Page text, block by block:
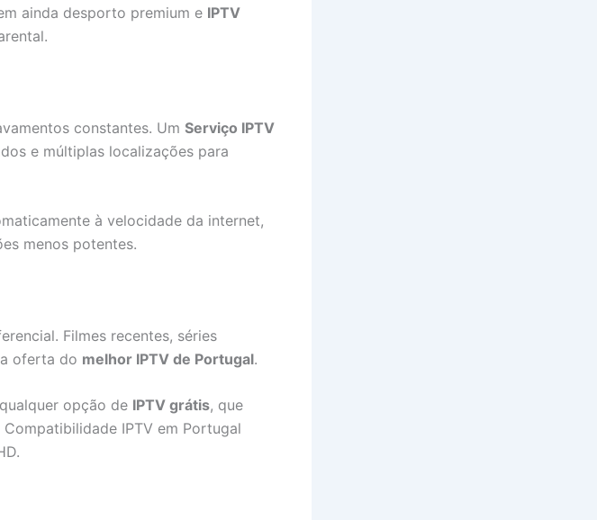
ainda desporto premium e IPTV
constantes. Um Serviço IPTV
e múltiplas localizações para
à velocidade da internet,
menos potentes.
Filmes recentes, séries
oferta do melhor IPTV de Portugal.
opção de IPTV grátis, que
IPTV em Portugal